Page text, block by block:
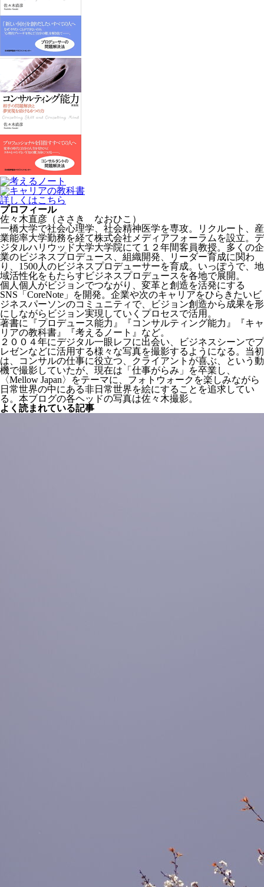
詳しくはこちら
プロフィール
佐々木直彦（ささき なおひこ）
一橋大学で社会心理学、社会精神医学を専攻。リクルート、産
業能率大学勤務を経て株式会社メディアフォーラムを設立。デ
ジタルハリウッド大学大学院にて１２年間客員教授。多くの企
業のビジネスプロデュース、組織開発、リーダー育成に関わ
り、1500人のビジネスプロデューサーを育成。いっぽうで、地
域活性化をもたらすビジネスプロデュースを各地で展開。
個人個人がビジョンでつながり、変革と創造を活発にする
SNS「CoreNote」を開発。企業や次のキャリアをひらきたいビ
ジネスパーソンのコミュニティで、ビジョン創造から成果を形
にしながらビジョン実現していくプロセスで活用。
著書に『プロデュース能力』『コンサルティング能力』『キャ
リアの教科書』『考えるノート』など。
２００４年にデジタル一眼レフに出会い、ビジネスシーンでプ
レゼンなどに活用する様々な写真を撮影するようになる。当初
は、コンサルの仕事に役立つ、クライアントが喜ぶ、という動
機で撮影していたが、現在は「仕事がらみ」を卒業し、
〈Mellow Japan〉をテーマに、フォトウォークを楽しみながら
日常世界の中にある非日常世界を絵にすることを追求してい
る。本ブログの各ヘッドの写真は佐々木撮影。
よく読まれている記事